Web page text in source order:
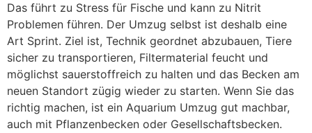
Das führt zu Stress für Fische und kann zu Nitrit
Problemen führen. Der Umzug selbst ist deshalb eine
Art Sprint. Ziel ist, Technik geordnet abzubauen, Tiere
sicher zu transportieren, Filtermaterial feucht und
möglichst sauerstoffreich zu halten und das Becken am
neuen Standort zügig wieder zu starten. Wenn Sie das
richtig machen, ist ein Aquarium Umzug gut machbar,
auch mit Pflanzenbecken oder Gesellschaftsbecken.